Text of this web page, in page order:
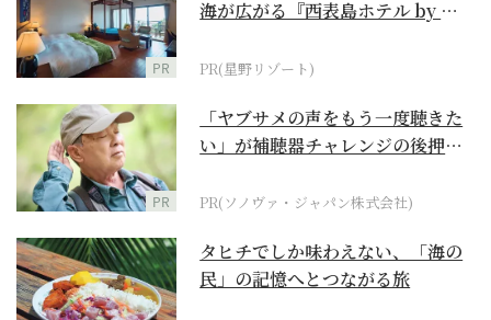
PR
海が広がる『西表島ホテル by 星
PR(星野リゾート)
PR
「ヤブサメの声をもう一度聴きた
い」が補聴器チャレンジの後押し
PR(ソノヴァ・ジャパン株式会社)
タヒチでしか味わえない、「海の
民」の記憶へとつながる旅